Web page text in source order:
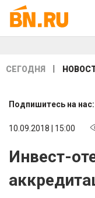
СЕГОДНЯ
Подпишитесь на нас:
10.09.2018 | 15:00
Инвест-